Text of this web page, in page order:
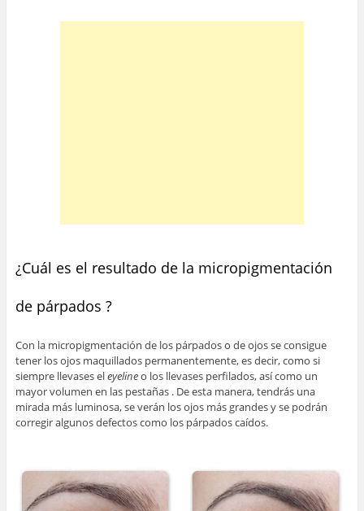
¿Cuál es el resultado de la micropigmentación
de párpados ?
Con la micropigmentación de los párpados o de ojos se consigue
tener los ojos maquillados permanentemente, es decir, como si
siempre llevases eleyelineo los llevases perfilados, así como un
mayor volumen en las pestañas . De esta manera, tendrás una
mirada más luminosa, se verán los ojos más grandes y se podrán
corregir algunos defectos como los párpados caídos.